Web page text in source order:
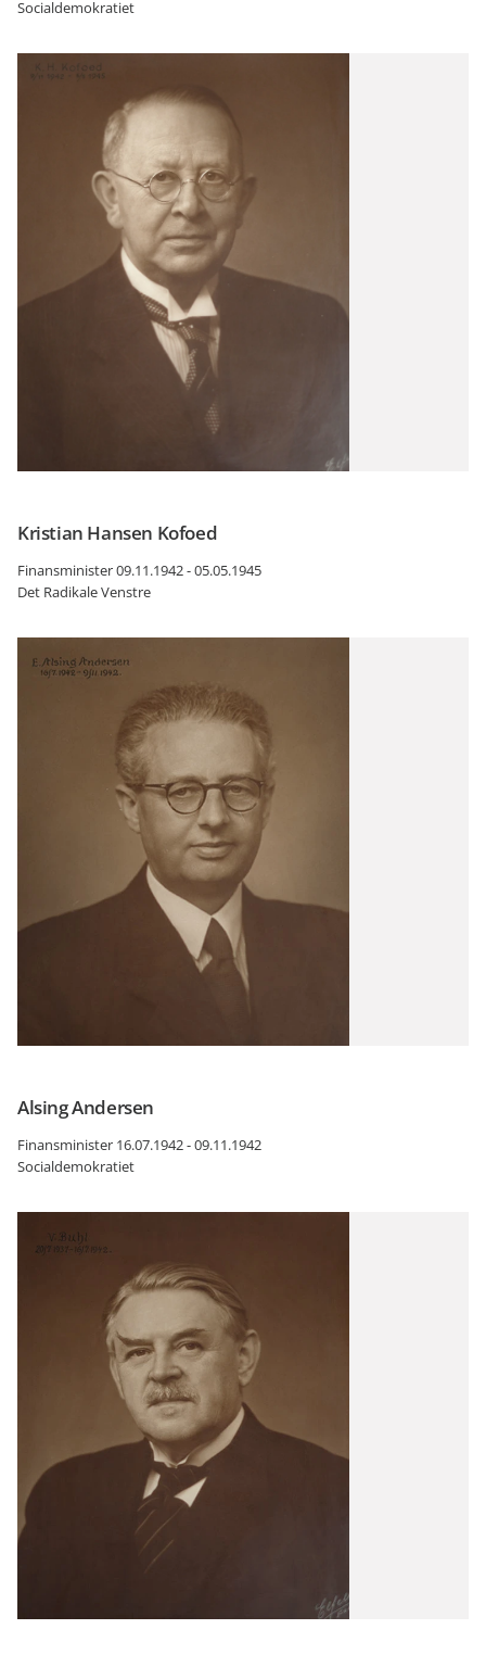
Socialdemokratiet
Kristian Hansen Kofoed
Finansminister 09.11.1942 - 05.05.1945
Det Radikale Venstre
Alsing Andersen
Finansminister 16.07.1942 - 09.11.1942
Socialdemokratiet